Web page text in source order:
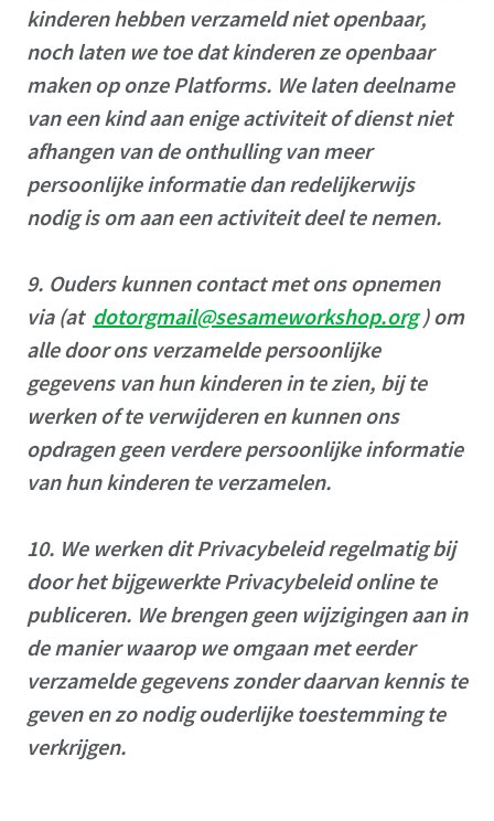
kinderen hebben verzameld niet openbaar,
noch laten we toe dat kinderen ze openbaar
maken op onze Platforms. We laten deelname
van een kind aan enige activiteit of dienst niet
afhangen van de onthulling van meer
persoonlijke informatie dan redelijkerwijs
nodig is om aan een activiteit deel te nemen.
9. Ouders kunnen contact met ons opnemen
via (at dotorgmail@sesameworkshop.org ) om
alle door ons verzamelde persoonlijke
gegevens van hun kinderen in te zien, bij te
werken of te verwijderen en kunnen ons
opdragen geen verdere persoonlijke informatie
van hun kinderen te verzamelen.
10. We werken dit Privacybeleid regelmatig bij
door het bijgewerkte Privacybeleid online te
publiceren. We brengen geen wijzigingen aan in
de manier waarop we omgaan met eerder
verzamelde gegevens zonder daarvan kennis te
geven en zo nodig ouderlijke toestemming te
verkrijgen.